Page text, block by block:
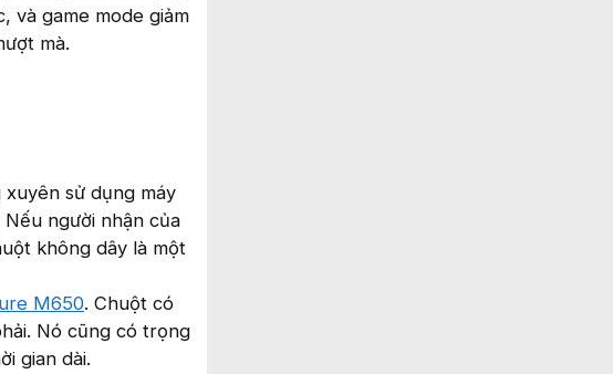
và game mode giảm
mà.
sử dụng máy
người nhận của
không dây là một
M650. Chuột có
Nó cũng có trọng
gian dài.